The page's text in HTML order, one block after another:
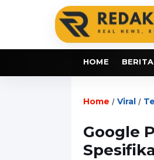
HOME BERITA
Home / Viral /
Google